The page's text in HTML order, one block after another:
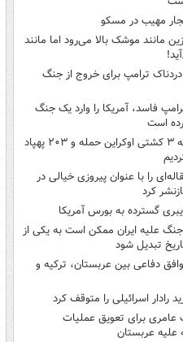
مهیب در مسکو
مانند موشک بالا می‌رود اما مانند
ترامپ برای خروج از جنگ
فاسد، آمریکا را وارد یک جنگ
است
روسیه: به ۳ کشتی اوکراین حمله و ۲۰۳ پهپاد
را با عنوان پیروزی خیالی در
کرد
گسترده به بورس آمریکا
علیه ایران ممکن است به یکی از
تبدیل شود
دفاعی بین عربستان، ترکیه و
رادار اسرائیلی را متوقف کرد
عامری برای تعویق عملیات
علیه عربستان